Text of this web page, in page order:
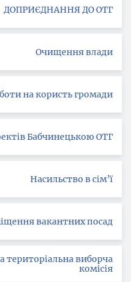
ДОПРИЄДНАННЯ ДО ОТГ
Очищення влади
на користь громади
Бабчинецькою ОТГ
Насильство в сім’ї
вакантних посад
територіальна виборча
комісія